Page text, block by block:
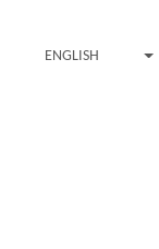
ENGLISH